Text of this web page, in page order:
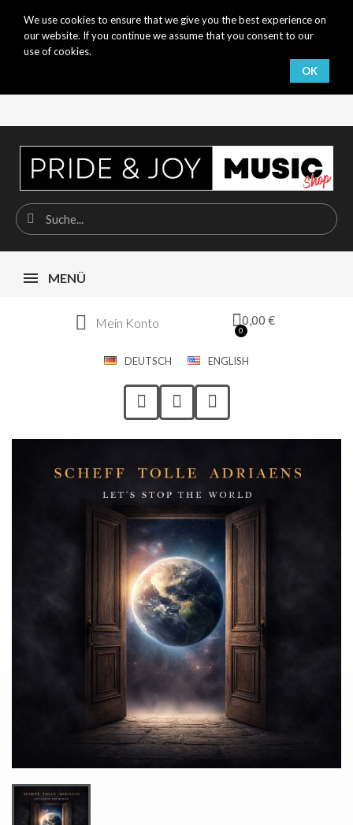
We use cookies to ensure that we give you the best experience on
our website. If you continue we assume that you consent to our
use of cookies.
OK
MENÜ
Mein Konto 0,00 €
DEUTSCH ENGLISH